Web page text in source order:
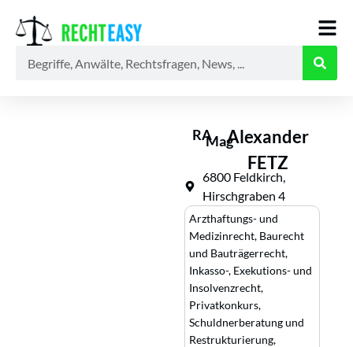
RAMagAlexander
FETZ
6800 Feldkirch,
Hirschgraben 4
Arzthaftungs- und
Medizinrecht, Baurecht
und Bauträgerrecht,
Inkasso-, Exekutions- und
Insolvenzrecht,
Privatkonkurs,
Schuldnerberatung und
Restrukturierung,